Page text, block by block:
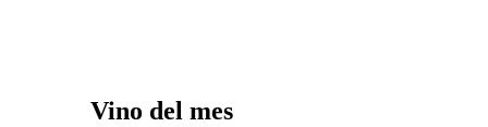
Vino del mes